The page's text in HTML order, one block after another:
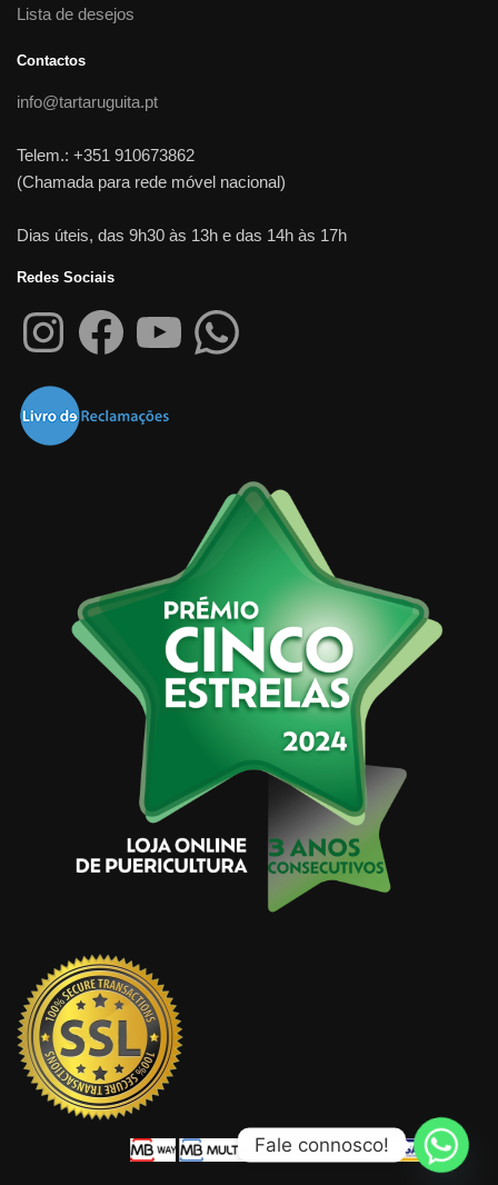
Lista de desejos
Contactos
info@tartaruguita.pt
Telem.: +351 910673862
(Chamada para rede móvel nacional)
Dias úteis, das 9h30 às 13h e das 14h às 17h
Redes Sociais
Fale connosco!